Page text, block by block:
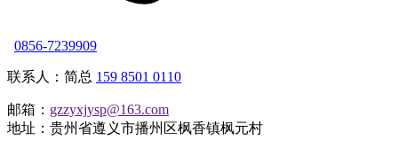
0856-7239909
联系人：简总 159 8501 0110
邮箱： gzzyxjysp@163.com
地址：贵州省遵义市播州区枫香镇枫元村